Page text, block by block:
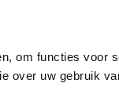
om functies voor
over uw gebruik